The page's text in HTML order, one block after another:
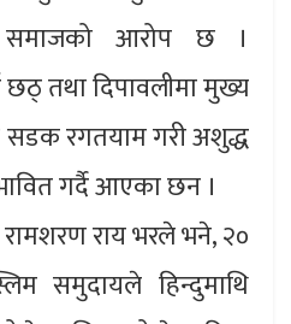
आरोप छ ।
छठ् तथा दिपावलीमा मुख्य
रगतयाम गरी अशुद्ध
गर्दै आएका छन ।
रामशरण राय भरले भने, २०
समुदायले हिन्दुमाथि